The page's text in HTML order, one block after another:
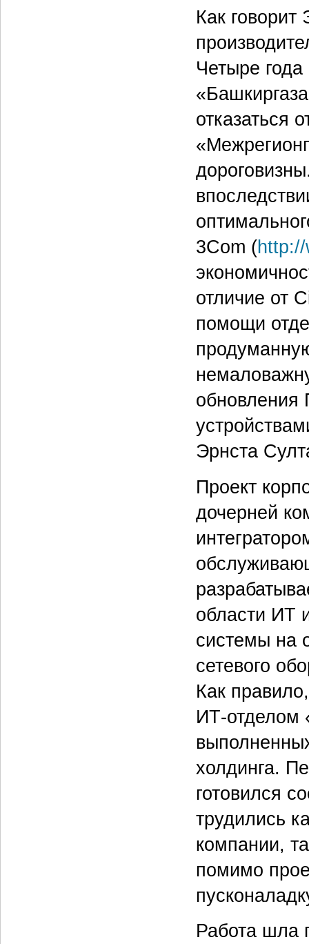
Как
Четыре
отказаться
3Com (
отличие от
помощи
обновления
Эрнста
Проект
дочерней
области ИТ
системы на
сетевого
Как
ИТ-отделом
холдинга.
готовился
трудились
компании,
помимо
Работа шла